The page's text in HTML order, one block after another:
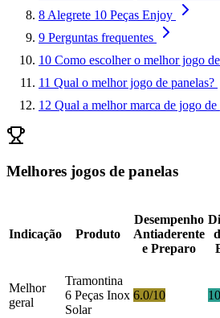
8 Alegrete 10 Peças Enjoy
9 Perguntas frequentes
10 Como escolher o melhor jogo
11 Qual o melhor jogo de panelas?
12 Qual a melhor marca de jogo de
Melhores jogos de panelas
Indicação Produto
Desempenho
Antiaderente
e Preparo
Melhor
geral
Tramontina
6 Peças Inox
Solar
6.0/10